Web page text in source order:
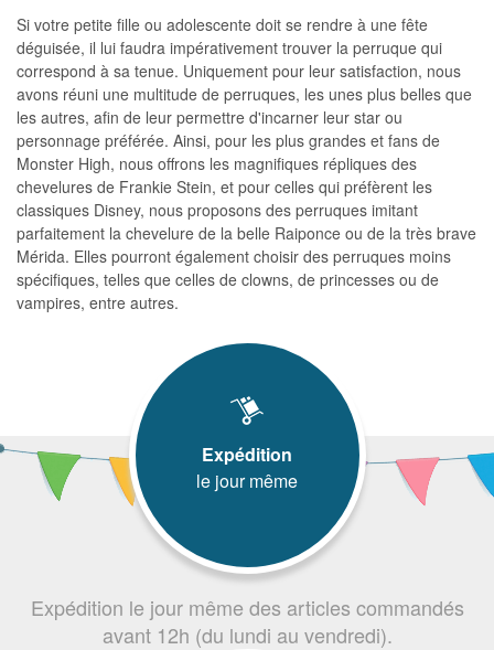
Si votre petite fille ou adolescente doit se rendre à une fête
déguisée, il lui faudra impérativement trouver la perruque qui
correspond à sa tenue. Uniquement pour leur satisfaction, nous
avons réuni une multitude de perruques, les unes plus belles que
les autres, afin de leur permettre d'incarner leur star ou
personnage préférée. Ainsi, pour les plus grandes et fans de
Monster High, nous offrons les magnifiques répliques des
chevelures de Frankie Stein, et pour celles qui préfèrent les
classiques Disney, nous proposons des perruques imitant
parfaitement la chevelure de la belle Raiponce ou de la très brave
Mérida. Elles pourront également choisir des perruques moins
spécifiques, telles que celles de clowns, de princesses ou de
vampires, entre autres.
Expédition
le jour même
Expédition le jour même des articles commandés
avant 12h (du lundi au vendredi).